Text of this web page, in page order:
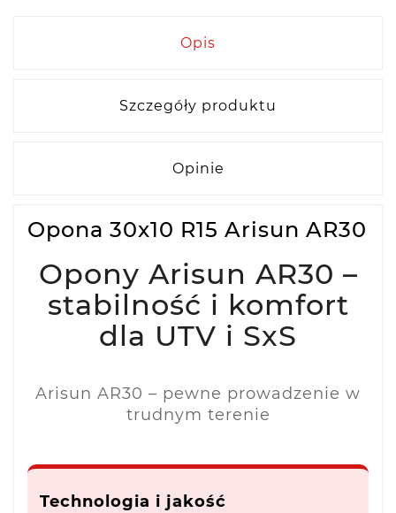
Opis
Szczegóły produktu
Opinie
Opona 30x10 R15 Arisun AR30
Opony Arisun AR30 –
stabilność i komfort
dla UTV i SxS
Arisun AR30 – pewne prowadzenie w
trudnym terenie
Technologia i jakość